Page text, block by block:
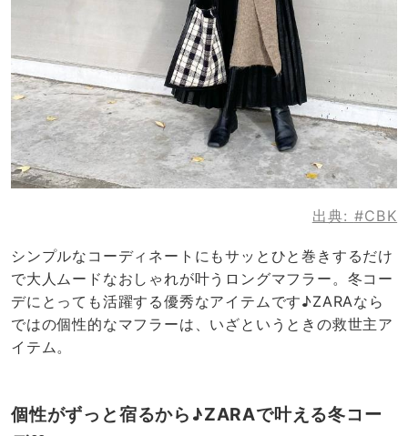
出典: #CBK
シンプルなコーディネートにもサッとひと巻きするだけ
で大人ムードなおしゃれが叶うロングマフラー。冬コー
デにとっても活躍する優秀なアイテムです♪ZARAなら
ではの個性的なマフラーは、いざというときの救世主ア
イテム。
個性がずっと宿るから♪ZARAで叶える冬コー